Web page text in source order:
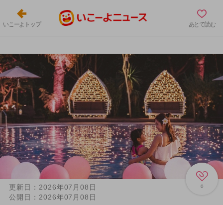
いこーよトップ あとで読む
0
更新日： 2026年07月08日
公開日： 2026年07月08日